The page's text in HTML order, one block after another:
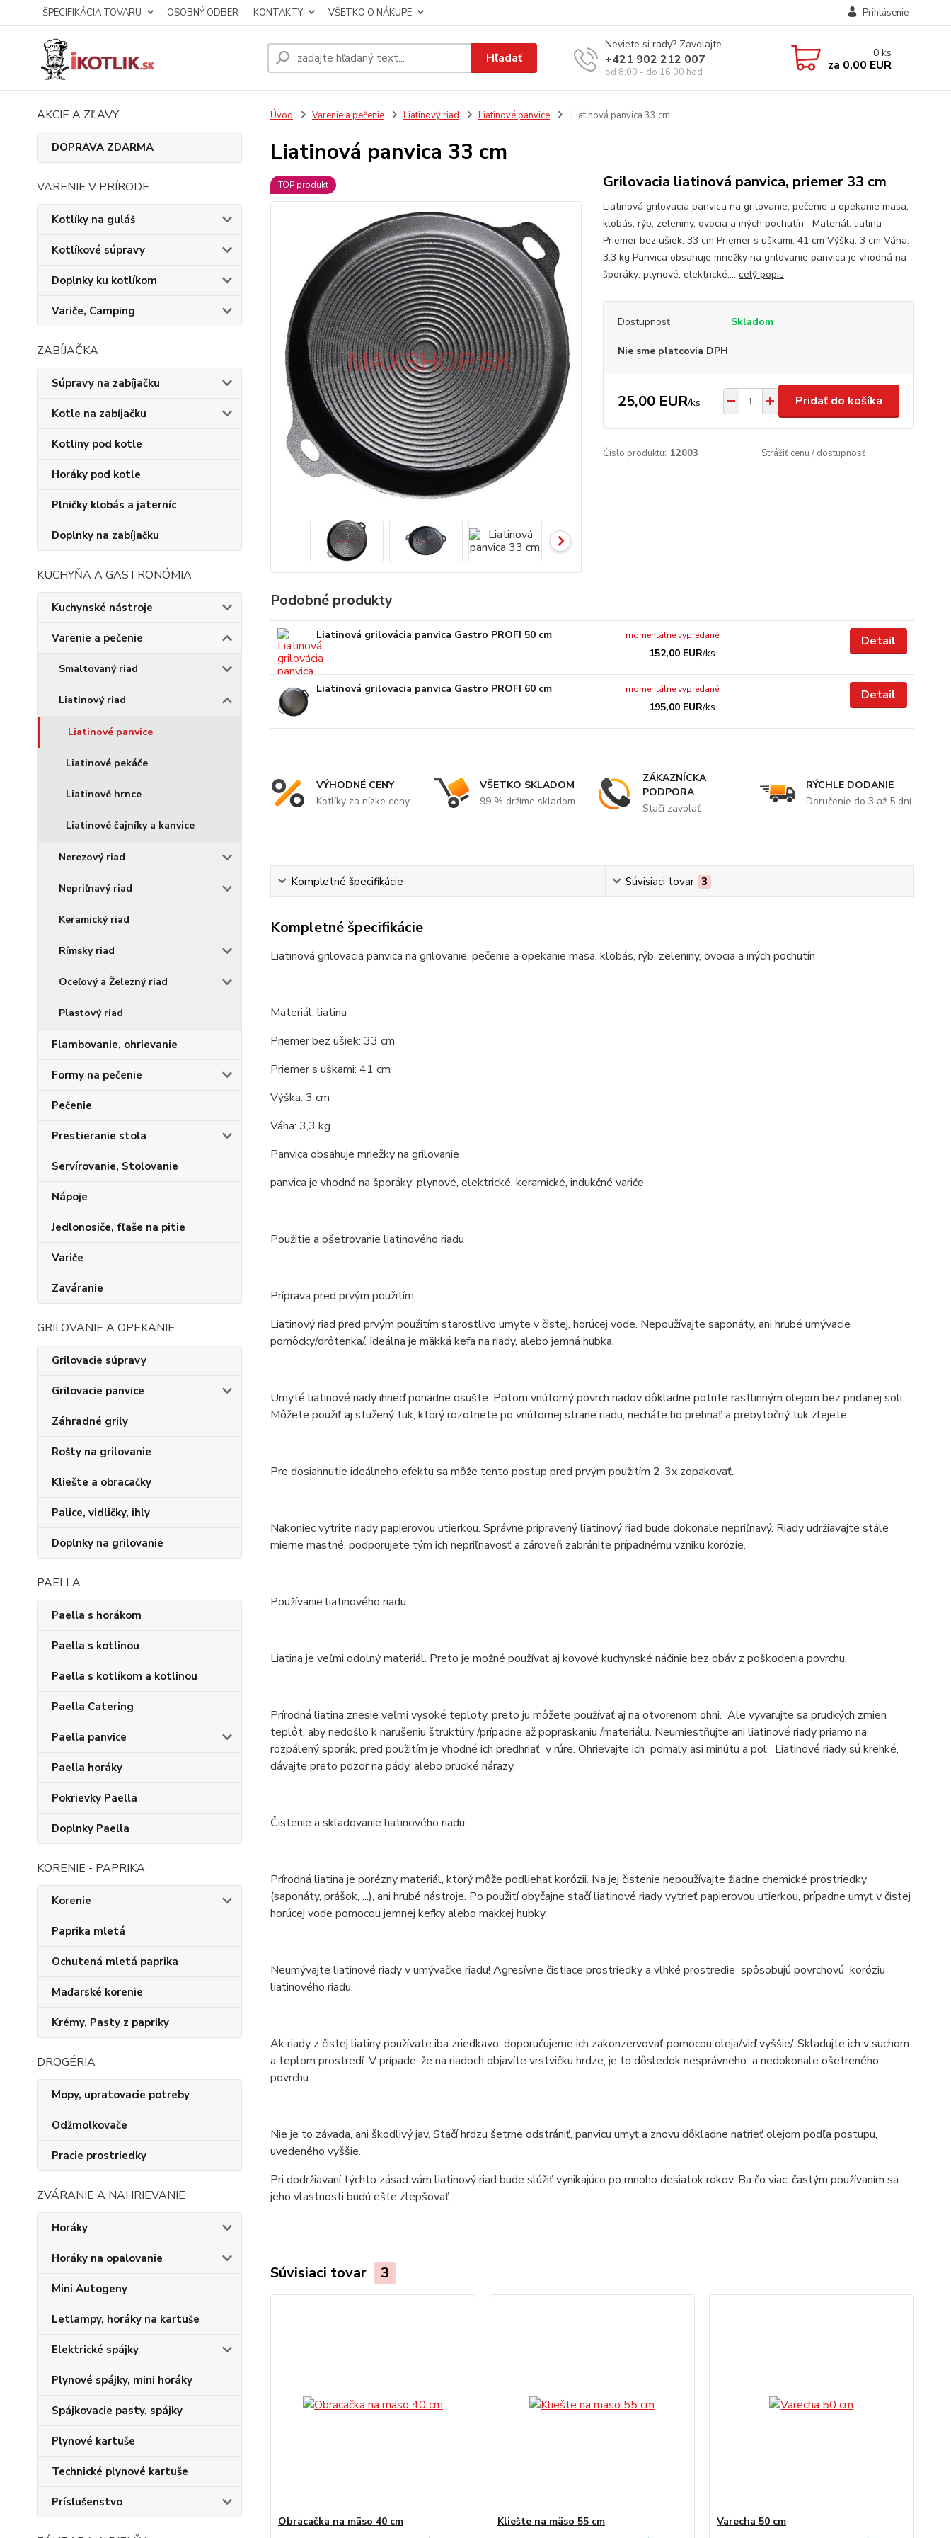
ŠPECIFIKÁCIA TOVARU OSOBNÝ ODBER KONTAKTY VŠETKO O NÁKUPE Prihlásenie
Hľadať
Neviete si rady? Zavolajte.
+421 902 212 007
od 8:00 - do 16:00 hod
0 ks
za 0,00 EUR
AKCIE A ZĽAVY
DOPRAVA ZDARMA
VARENIE V PRÍRODE
Kotlíky na guláš
Kotlíkové súpravy
Doplnky ku kotlíkom
Variče, Camping
ZABÍJAČKA
Súpravy na zabíjačku
Kotle na zabíjačku
Kotliny pod kotle
Horáky pod kotle
Plničky klobás a jaterníc
Doplnky na zabíjačku
KUCHYŇA A GASTRONÓMIA
Kuchynské nástroje
Varenie a pečenie
Smaltovaný riad
Liatinový riad
Liatinové panvice
Liatinové pekáče
Liatinové hrnce
Liatinové čajníky a kanvice
Nerezový riad
Nepriľnavý riad
Keramický riad
Rímsky riad
Oceľový a Železný riad
Plastový riad
Flambovanie, ohrievanie
Formy na pečenie
Pečenie
Prestieranie stola
Servírovanie, Stolovanie
Nápoje
Jedlonosiče, fľaše na pitie
Variče
Zaváranie
GRILOVANIE A OPEKANIE
Grilovacie súpravy
Grilovacie panvice
Záhradné grily
Rošty na grilovanie
Kliešte a obracačky
Palice, vidličky, ihly
Doplnky na grilovanie
PAELLA
Paella s horákom
Paella s kotlinou
Paella s kotlíkom a kotlinou
Paella Catering
Paella panvice
Paella horáky
Pokrievky Paella
Doplnky Paella
KORENIE - PAPRIKA
Korenie
Paprika mletá
Ochutená mletá paprika
Maďarské korenie
Krémy, Pasty z papriky
DROGÉRIA
Mopy, upratovacie potreby
Odžmolkovače
Pracie prostriedky
ZVÁRANIE A NAHRIEVANIE
Horáky
Horáky na opalovanie
Mini Autogeny
Letlampy, horáky na kartuše
Elektrické spájky
Plynové spájky, mini horáky
Spájkovacie pasty, spájky
Plynové kartuše
Technické plynové kartuše
Príslušenstvo
Úvod Varenie a pečenie Liatinový riad Liatinové panvice Liatinová panvica 33 cm
Liatinová panvica 33 cm
TOP produkt Grilovacia liatinová panvica, priemer 33 cm
Liatinová grilovacia panvica na grilovanie, pečenie a opekanie mäsa,
klobás, rýb, zeleniny, ovocia a iných pochutín Materiál: liatina
Priemer bez ušiek: 33 cm Priemer s uškami: 41 cm Výška: 3 cm Váha:
3,3 kg Panvica obsahuje mriežky na grilovanie panvica je vhodná na
šporáky: plynové, elektrické,... celý popis
Dostupnosť Skladom
Nie sme platcovia DPH
25,00 EUR/ks Pridať do košíka
Číslo produktu: 12003 Strážiť cenu / dostupnosť
Podobné produkty
Liatinová grilovácia panvica Gastro PROFI 50 cm
152,00 EUR/ks
momentálne vypredané Detail
Liatinová grilovacia panvica Gastro PROFI 60 cm
195,00 EUR/ks
momentálne vypredané Detail
VÝHODNÉ CENY
Kotlíky za nízke ceny
VŠETKO SKLADOM
99 % držíme skladom
ZÁKAZNÍCKA
PODPORA
Stačí zavolať
RÝCHLE DODANIE
Doručenie do 3 až 5 dní
Kompletné špecifikácie Súvisiaci tovar 3
Kompletné špecifikácie
Liatinová grilovacia panvica na grilovanie, pečenie a opekanie mäsa, klobás, rýb, zeleniny, ovocia a iných pochutín
Materiál: liatina
Priemer bez ušiek: 33 cm
Priemer s uškami: 41 cm
Výška: 3 cm
Váha: 3,3 kg
Panvica obsahuje mriežky na grilovanie
panvica je vhodná na šporáky: plynové, elektrické, keramické, indukčné variče
Použitie a ošetrovanie liatinového riadu
Príprava pred prvým použitím :
Liatinový riad pred prvým použitím starostlivo umyte v čistej, horúcej vode. Nepoužívajte saponáty, ani hrubé umývacie
pomôcky/drôtenka/. Ideálna je mäkká kefa na riady, alebo jemná hubka.
Umyté liatinové riady ihneď poriadne osušte. Potom vnútorný povrch riadov dôkladne potrite rastlinným olejom bez pridanej soli.
Môžete použiť aj stužený tuk, ktorý rozotriete po vnútornej strane riadu, necháte ho prehriať a prebytočný tuk zlejete.
Pre dosiahnutie ideálneho efektu sa môže tento postup pred prvým použitím 2-3x zopakovať.
Nakoniec vytrite riady papierovou utierkou. Správne pripravený liatinový riad bude dokonale nepriľnavý. Riady udržiavajte stále
mierne mastné, podporujete tým ich nepriľnavosť a zároveň zabránite prípadnému vzniku korózie.
Používanie liatinového riadu:
Liatina je veľmi odolný materiál. Preto je možné používať aj kovové kuchynské náčinie bez obáv z poškodenia povrchu.
Prírodná liatina znesie veľmi vysoké teploty, preto ju môžete používať aj na otvorenom ohni. Ale vyvarujte sa prudkých zmien
teplôt, aby nedošlo k narušeniu štruktúry /prípadne až popraskaniu /materiálu. Neumiestňujte ani liatinové riady priamo na
rozpálený sporák, pred použitím je vhodné ich predhriať v rúre. Ohrievajte ich pomaly asi minútu a pol. Liatinové riady sú krehké,
dávajte preto pozor na pády, alebo prudké nárazy.
Čistenie a skladovanie liatinového riadu:
Prírodná liatina je porézny materiál, ktorý môže podliehať korózii. Na jej čistenie nepoužívajte žiadne chemické prostriedky
(saponáty, prášok, ...), ani hrubé nástroje. Po použití obyčajne stačí liatinové riady vytrieť papierovou utierkou, prípadne umyť v čistej
horúcej vode pomocou jemnej kefky alebo mäkkej hubky.
Neumývajte liatinové riady v umývačke riadu! Agresívne čistiace prostriedky a vlhké prostredie spôsobujú povrchovú koróziu
liatinového riadu.
Ak riady z čistej liatiny používate iba zriedkavo, doporučujeme ich zakonzervovať pomocou oleja/viď vyššie/. Skladujte ich v suchom
a teplom prostredí. V prípade, že na riadoch objavíte vrstvičku hrdze, je to dôsledok nesprávneho a nedokonale ošetreného
povrchu.
Nie je to závada, ani škodlivý jav. Stačí hrdzu šetrne odstrániť, panvicu umyť a znovu dôkladne natrieť olejom podľa postupu,
uvedeného vyššie.
Pri dodržiavaní týchto zásad vám liatinový riad bude slúžiť vynikajúco po mnoho desiatok rokov. Ba čo viac, častým používaním sa
jeho vlastnosti budú ešte zlepšovať
Súvisiaci tovar 3
Obracačka na mäso 40 cm Kliešte na mäso 55 cm Varecha 50 cm